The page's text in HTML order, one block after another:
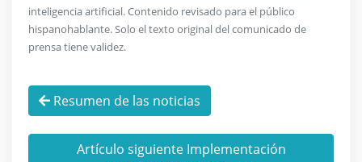
inteligencia artificial. Contenido revisado para el público
hispanohablante. Solo el texto original del comunicado de
prensa tiene validez.
Resumen de las noticias
Artículo siguiente Implementación